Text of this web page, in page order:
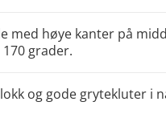
med høye kanter på
grader.
og gode grytekluter i